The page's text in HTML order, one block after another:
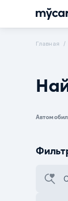
Главная